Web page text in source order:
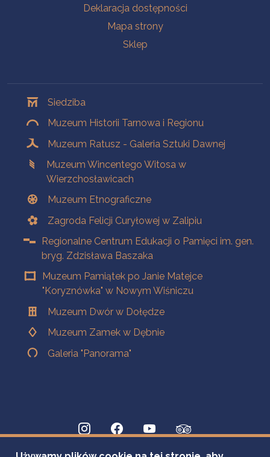
Deklaracja dostępności
Mapa strony
Sklep
Siedziba
Muzeum Historii Tarnowa i Regionu
Muzeum Ratusz - Galeria Sztuki Dawnej
Muzeum Wincentego Witosa w
Wierzchosławicach
Muzeum Etnograficzne
Zagroda Felicji Curyłowej w Zalipiu
Regionalne Centrum Edukacji o Pamięci im. gen.
bryg. Zdzisława Baszaka
Muzeum Pamiątek po Janie Matejce
"Koryznówka" w Nowym Wiśniczu
Muzeum Dwór w Dołędze
Muzeum Zamek w Dębnie
Galeria "Panorama"